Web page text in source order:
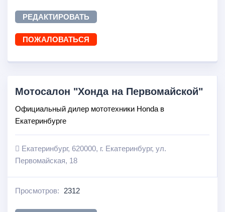
РЕДАКТИРОВАТЬ
ПОЖАЛОВАТЬСЯ
Мотосалон "Хонда на Первомайской"
Официальный дилер мототехники Honda в
Екатеринбурге
Екатеринбург, 620000, г. Екатеринбург, ул.
Первомайская, 18
Просмотров: 2312